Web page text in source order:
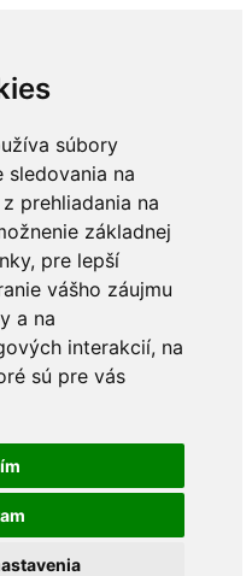
súbory
na
prehliadania na
základnej
, pre lepší
vášho záujmu
a na
interakcií, na
sú pre vás